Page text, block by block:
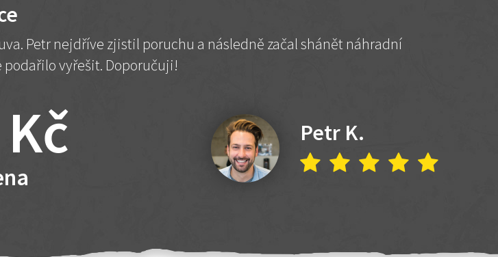
Petr nejdříve zjistil poruchu a následně začal shánět náhradní
podařilo vyřešit. Doporučuji!
Petr K.